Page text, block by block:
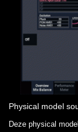
Physical model
Deze physical